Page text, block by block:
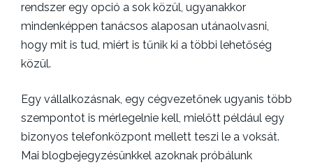
rendszer egy opció a sok közül, ugyanakkor
mindenképpen tanácsos alaposan utánaolvasni,
hogy mit is tud, miért is tűnik ki a többi lehetőség
közül.
Egy vállalkozásnak, egy cégvezetőnek ugyanis több
szempontot is mérlegelnie kell, mielőtt például egy
bizonyos telefonközpont mellett teszi le a voksát.
Mai blogbejegyzésünkkel azoknak próbálunk